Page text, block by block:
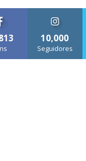
10,000
Seguidores